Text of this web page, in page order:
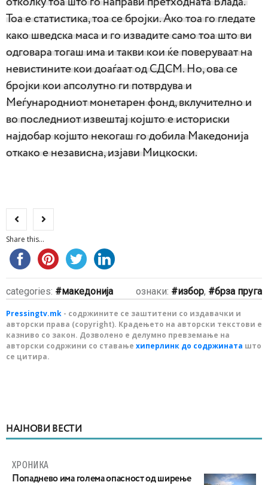
Тоа е статистика, тоа се бројки. Ако тоа го гледате
како шведска маса и го извадите само тоа што ви
одговара тогаш има и такви кои ќе поверуваат на
невистините кои доаѓаат од СДСМ. Но, ова се
бројки кои апсолутно ги потврдува и
Меѓународниот монетарен фонд, вклучително и
во последниот извештај којшто е историски
најдобар којшто некогаш го добила Македонија
откако е независна, изјави Мицкоски.
Share this...
categories: македонија ознаки: избор, брза пруга
Pressingtv.mk - содржините се заштитени со издавачки и
авторски права (copyright). Крадењето на авторски текстови е
казниво со закон. Дозволено е делумно превземање на
авторски содржини со ставање хиперлинк до содржината што
се цитира.
НАЈНОВИ ВЕСТИ
ХРОНИКА
Попаднево има голема опасност од ширење